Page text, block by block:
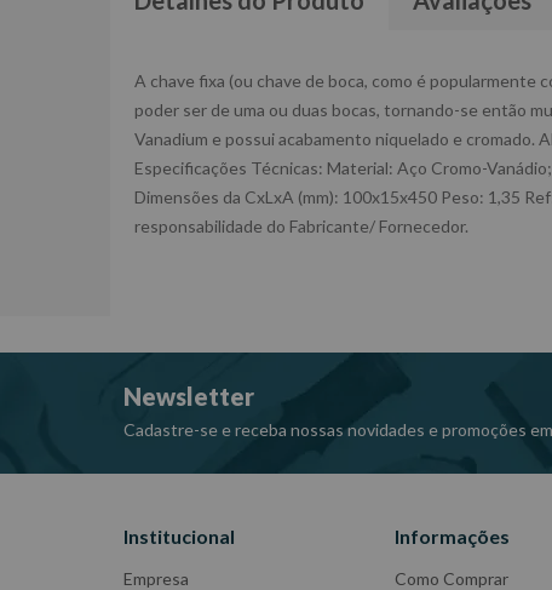
A chave fixa (ou chave de boca, como é popularmente
poder ser de uma ou duas bocas, tornando-se então
Vanadium e possui acabamento niquelado e cromado.
Especificações Técnicas: Material: Aço Cromo-
Dimensões da CxLxA (mm): 100x15x450 Peso: 1,35
responsabilidade do Fabricante/ Fornecedor.
Newsletter
Cadastre-se e receba nossas novidades e promoções
Institucional
Empresa
Informações
Como Comprar